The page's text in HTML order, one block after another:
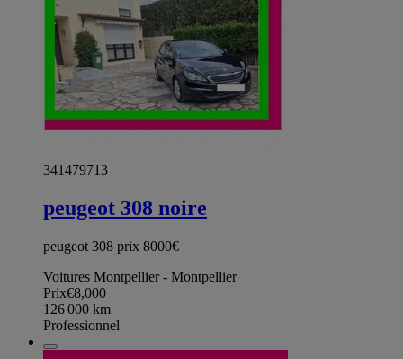
341479713
peugeot 308 noire
peugeot 308 prix 8000€
Voitures Montpellier - Montpellier
Prix€8,000
126 000 km
Professionnel